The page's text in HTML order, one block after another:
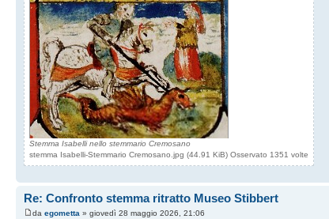
Stemma Isabelli nello stemmario Cremosano
stemma Isabelli-Stemmario Cremosano.jpg (44.91 KiB) Osservato 1351 volte
Re: Confronto stemma ritratto Museo Stibbert
da egometta » giovedì 28 maggio 2026, 21:06